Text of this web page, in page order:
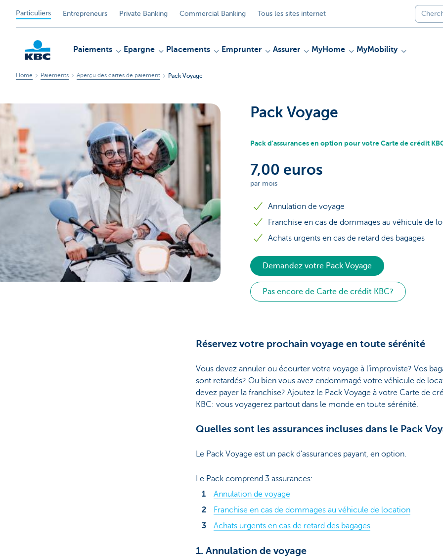
Particuliers Entrepreneurs Private Banking Commercial Banking Tous les sites internet
Particulieren
Paiements Epargne Placements Emprunter Assurer MyHome MyMobility
Home Paiements Aperçu des cartes de paiement Pack Voyage
Pack Voyage
Pack d'assurances en option pour votre Carte de crédit
7,00 euros
par mois
Annulation de voyage
Franchise en cas de dommages au véhicule de
Achats urgents en cas de retard des bagages
Demandez votre Pack Voyage
Pas encore de Carte de crédit KBC?
Réservez votre prochain voyage en toute sérénité
Vous devez annuler ou écourter votre voyage à l’improviste? Vos
sont retardés? Ou bien vous avez endommagé votre véhicule de
devez payer la franchise? Ajoutez le Pack Voyage à votre Carte de
KBC: vous voyagerez partout dans le monde en toute sérénité.
Quelles sont les assurances incluses dans le Pack
Le Pack Voyage est un pack d’assurances payant, en option.
Le Pack comprend 3 assurances:
Annulation de voyage
Franchise en cas de dommages au véhicule de location
Achats urgents en cas de retard des bagages
1. Annulation de voyage